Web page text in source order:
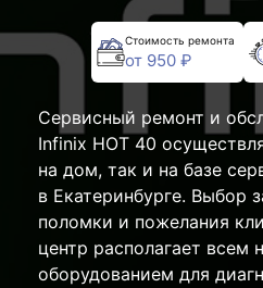
Стоимость ремонта
от 950 ₽
Сервисный ремонт и
Infinix HOT 40
на дом, так и на базе
в Екатеринбурге. Выбор
поломки и пожелания
центр располагает всем
оборудованием для